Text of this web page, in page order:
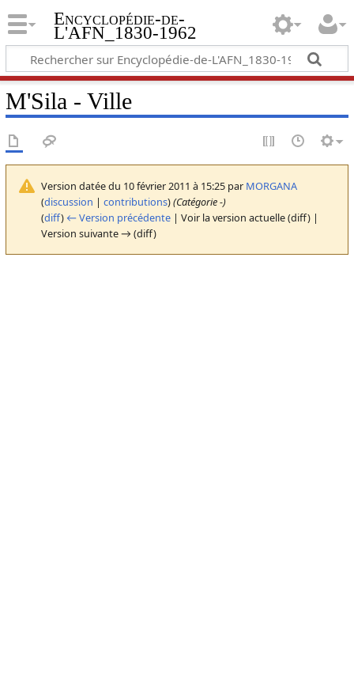
Encyclopédie-de-
L'AFN_1830-1962
M'Sila - Ville
Version datée du 10 février 2011 à 15:25 par MORGANA
(discussion | contributions)(Catégorie -)
(diff) ← Version précédente| Voir la version actuelle (diff) |
Version suivante → (diff)